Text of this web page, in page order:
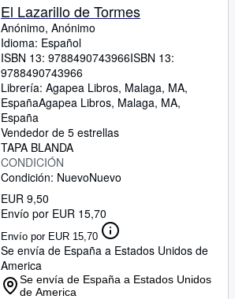
CERRAR
El Lazarillo de Tormes
Anónimo, Anónimo
Idioma: Español
ISBN 13: 9788490743966ISBN 13:
9788490743966
Librería: Agapea Libros, Malaga, MA,
EspañaAgapea Libros, Malaga, MA,
España
Vendedor de 5 estrellas
TAPA BLANDA
CONDICIÓN
Condición: NuevoNuevo
EUR 9,50
Envío por EUR 15,70
Envío por EUR 15,70
Se envía de España a Estados Unidos de
America
Se envía de España a Estados Unidos
de America